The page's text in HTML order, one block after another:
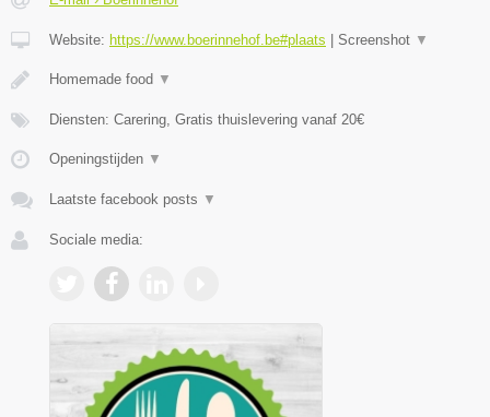
Website: https://www.boerinnehof.be#plaats Screenshot ▼
Homemade food ▼
Diensten: Carering, Gratis thuislevering vanaf 20€
Openingstijden ▼
Laatste facebook posts ▼
Sociale media: